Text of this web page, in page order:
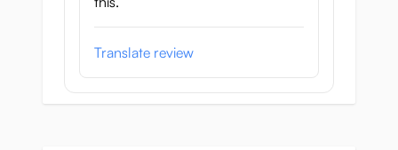
Translate review